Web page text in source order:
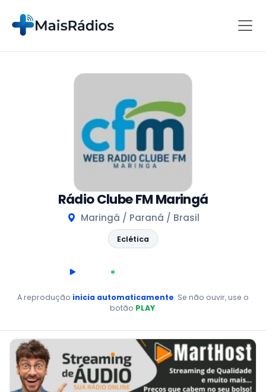
Rádio Clube FM Maringá
Maringá / Paraná / Brasil
Eclética
AO VIVO
A reprodução inicia automaticamente. Se não ouvir, use o
botão PLAY.